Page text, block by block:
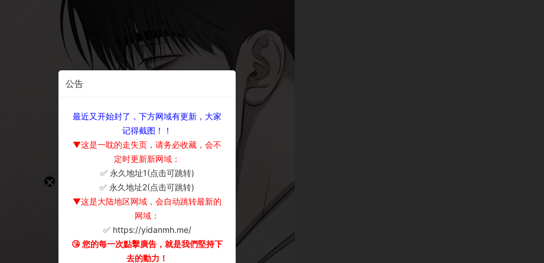
公告
最近又开始封了，下方网域有更新，大家
记得截图！！
▼这是一耽的走失页，请务必收藏，会不
定时更新新网域：
✅ 永久地址1(点击可跳转)
✅ 永久地址2(点击可跳转)
▼这是大陆地区网域，会自动跳转最新的
网域：
✅ https://yidanmh.me/
😘 您的每一次點擊廣告，就是我們堅持下
去的動力！
×